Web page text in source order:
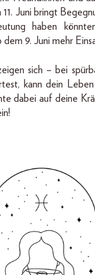
Juni bringt
haben
9. Juni mehr
sich – bei
kann dein
dabei auf deine